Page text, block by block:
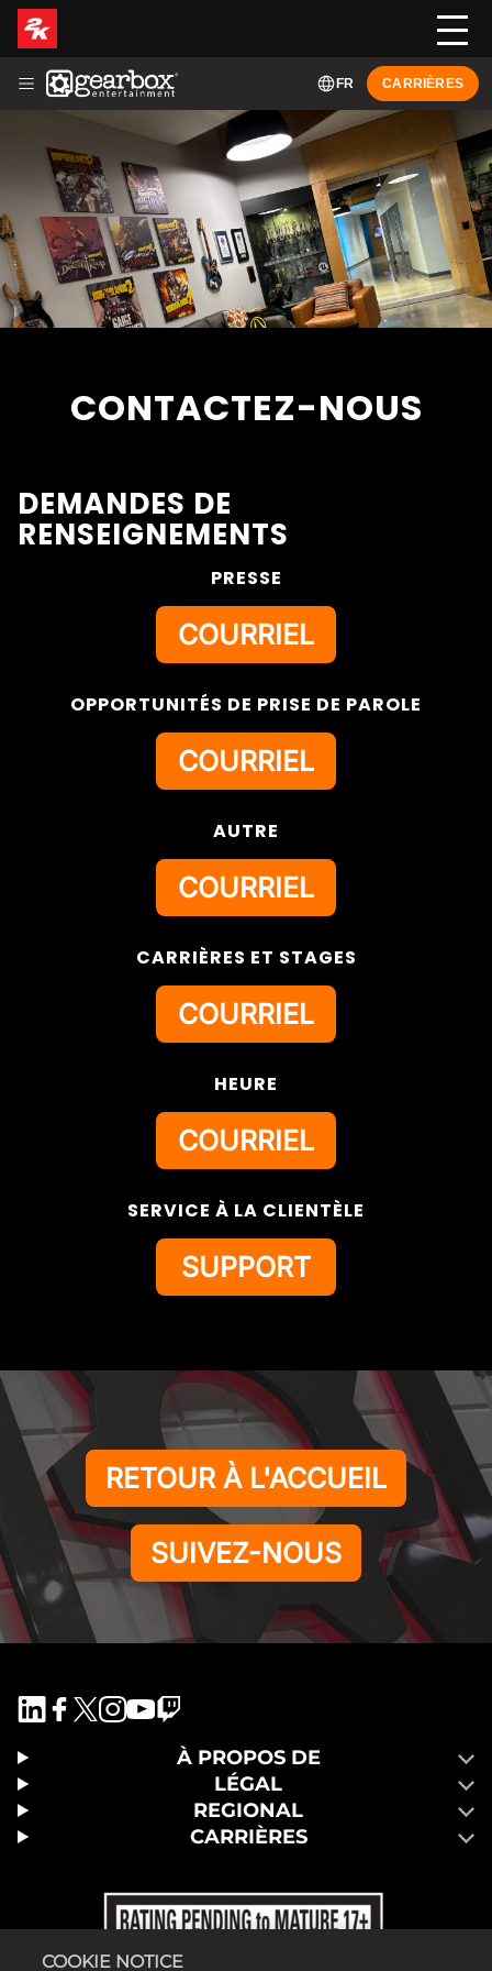
FR CARRIÈRES
À PROPOS DE
HISTOIRE
JEUX
ACTUALITÉS
ENGLISH (EN)
CONTACTEZ-NOUS
DEMANDES DE
RENSEIGNEMENTS
PRESSE
COURRIEL
OPPORTUNITÉS DE PRISE DE PAROLE
COURRIEL
AUTRE
COURRIEL
CARRIÈRES ET STAGES
COURRIEL
HEURE
COURRIEL
SERVICE À LA CLIENTÈLE
SUPPORT
RETOUR À L'ACCUEIL
SUIVEZ-NOUS
À PROPOS DE
LÉGAL
REGIONAL
CARRIÈRES
COOKIE NOTICE